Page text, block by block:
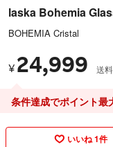
laska Bohemia
BOHEMIA Cristal
¥ 24,999 送
条件達成でポイント最
いいね 1件